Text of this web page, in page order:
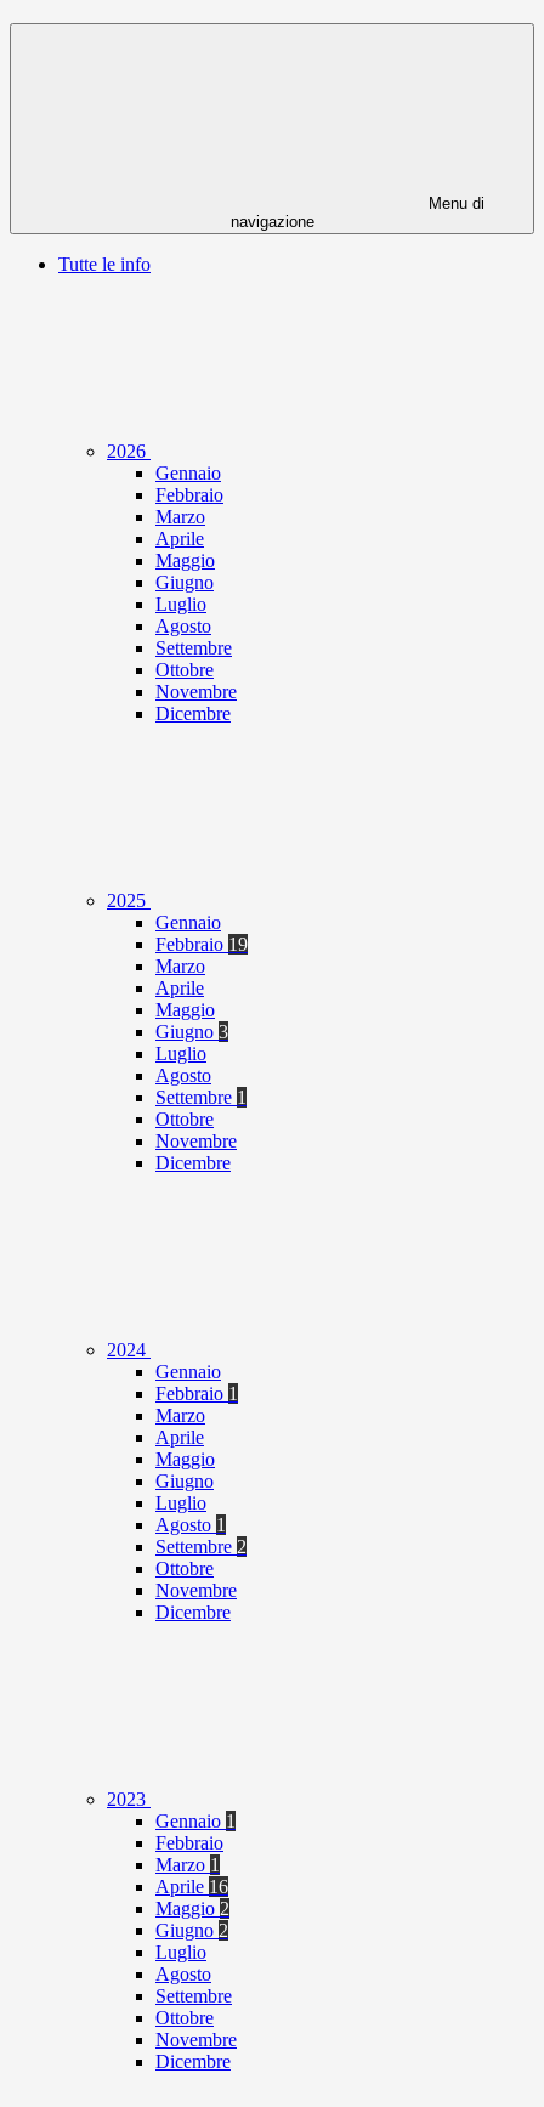
Menu di
navigazione
Tutte le info
2026
Gennaio
Febbraio
Marzo
Aprile
Maggio
Giugno
Luglio
Agosto
Settembre
Ottobre
Novembre
Dicembre
2025
Gennaio
Febbraio 19
Marzo
Aprile
Maggio
Giugno 3
Luglio
Agosto
Settembre 1
Ottobre
Novembre
Dicembre
2024
Gennaio
Febbraio 1
Marzo
Aprile
Maggio
Giugno
Luglio
Agosto 1
Settembre 2
Ottobre
Novembre
Dicembre
2023
Gennaio 1
Febbraio
Marzo 1
Aprile 16
Maggio 2
Giugno 2
Luglio
Agosto
Settembre
Ottobre
Novembre
Dicembre